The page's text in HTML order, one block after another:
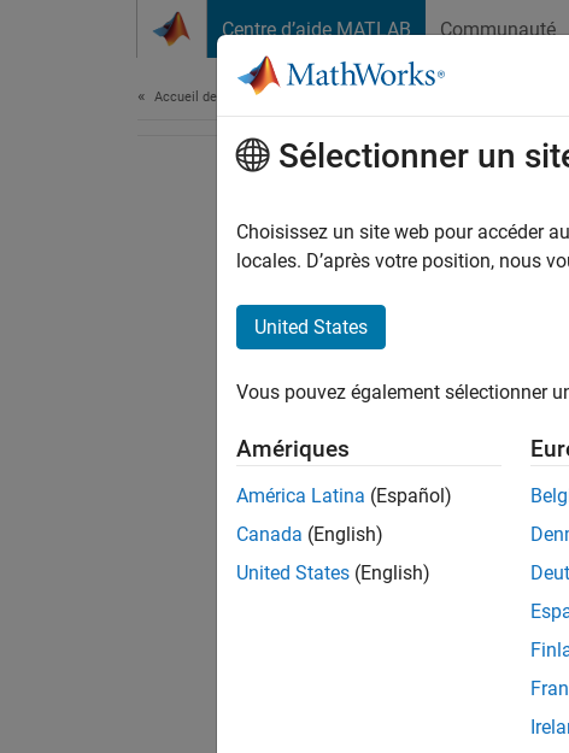
Centre d’aide MATLAB Communauté
Accueil de la documentation
Sélectionner un
Choisissez un site web pour accéder
locales. D’après votre position, nous
United States
Vous pouvez également sélectionner
Amériques
América Latina (Español)
Canada (English)
United States (English)